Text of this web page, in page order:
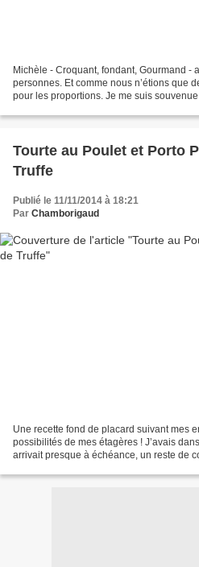
Michèle - Croquant, fondant, Gourmand -
personnes. Et comme nous n’étions que
pour les proportions. Je me suis
Tourte au Poulet et Porto
Truffe
Publié le 11/11/2014 à 18:21
Par Chamborigaud
Une recette fond de placard suivant mes
possibilités de mes étagères ! J’avais
arrivait presque à échéance, un reste de